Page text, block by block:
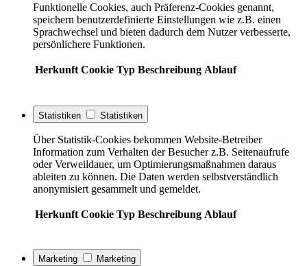
Funktionelle Cookies, auch Präferenz-Cookies genannt,
speichern benutzerdefinierte Einstellungen wie z.B. einen
Sprachwechsel und bieten dadurch dem Nutzer verbesserte,
persönlichere Funktionen.
Herkunft Cookie Typ Beschreibung Ablauf
Statistiken Statistiken
Über Statistik-Cookies bekommen Website-Betreiber
Information zum Verhalten der Besucher z.B. Seitenaufrufe
oder Verweildauer, um Optimierungsmaßnahmen daraus
ableiten zu können. Die Daten werden selbstverständlich
anonymisiert gesammelt und gemeldet.
Herkunft Cookie Typ Beschreibung Ablauf
Marketing Marketing